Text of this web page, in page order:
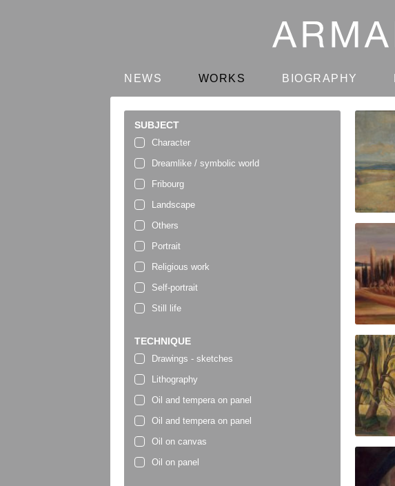
NEWS WORKS BIOGRAPHY
SUBJECT
Character
Dreamlike / symbolic world
Fribourg
Landscape
Others
Portrait
Religious work
Self-portrait
Still life
TECHNIQUE
Drawings - sketches
Lithography
Oil and tempera on panel
Oil and tempera on panel
Oil on canvas
Oil on panel